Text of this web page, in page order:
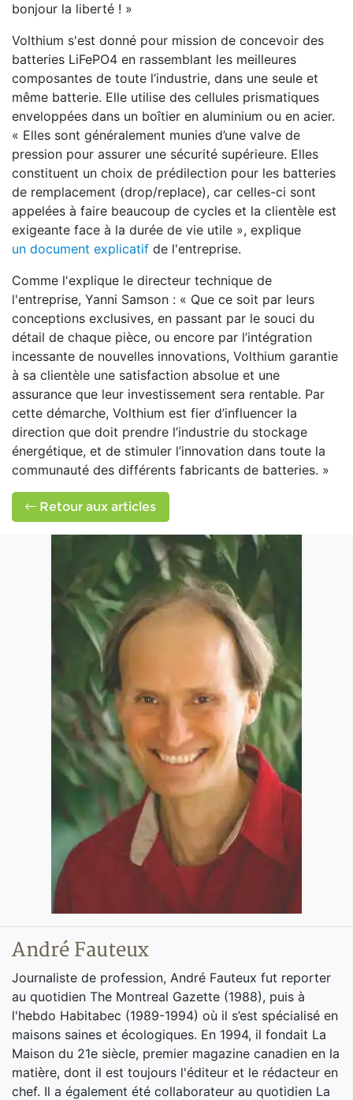
bonjour la liberté ! »
Volthium s'est donné pour mission de concevoir des
batteries LiFePO4 en rassemblant les meilleures
composantes de toute l’industrie, dans une seule et
même batterie. Elle utilise des cellules prismatiques
enveloppées dans un boîtier en aluminium ou en acier.
« Elles sont généralement munies d’une valve de
pression pour assurer une sécurité supérieure. Elles
constituent un choix de prédilection pour les batteries
de remplacement (drop/replace), car celles-ci sont
appelées à faire beaucoup de cycles et la clientèle est
exigeante face à la durée de vie utile », explique
un document explicatif de l'entreprise.
Comme l'explique le directeur technique de
l'entreprise, Yanni Samson : « Que ce soit par leurs
conceptions exclusives, en passant par le souci du
détail de chaque pièce, ou encore par l’intégration
incessante de nouvelles innovations, Volthium garantie
à sa clientèle une satisfaction absolue et une
assurance que leur investissement sera rentable. Par
cette démarche, Volthium est fier d’influencer la
direction que doit prendre l’industrie du stockage
énergétique, et de stimuler l’innovation dans toute la
communauté des différents fabricants de batteries. »
Retour aux articles
André Fauteux
Journaliste de profession, André Fauteux fut reporter
au quotidien The Montreal Gazette (1988), puis à
l'hebdo Habitabec (1989-1994) où il s’est spécialisé en
maisons saines et écologiques. En 1994, il fondait La
Maison du 21e siècle, premier magazine canadien en la
matière, dont il est toujours l'éditeur et le rédacteur en
chef. Il a également été collaborateur au quotidien La